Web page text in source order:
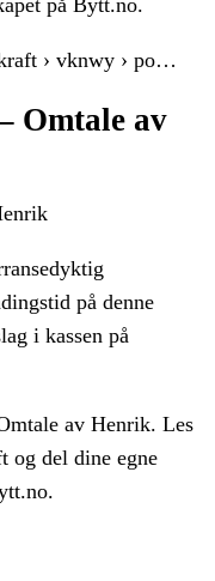
› vknwy › po…
Omtale av
på denne
i kassen på
av Henrik. Les
og del dine egne